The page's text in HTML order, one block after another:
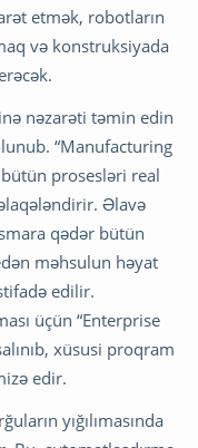
etmək, robotların
və konstruksiyada
nəzarəti təmin edin
“Manufacturing
prosesləri real
Əlavə
qədər bütün
məhsulun həyat
edilir.
üçün “Enterprise
xüsusi proqram
edir.
yığılımasında